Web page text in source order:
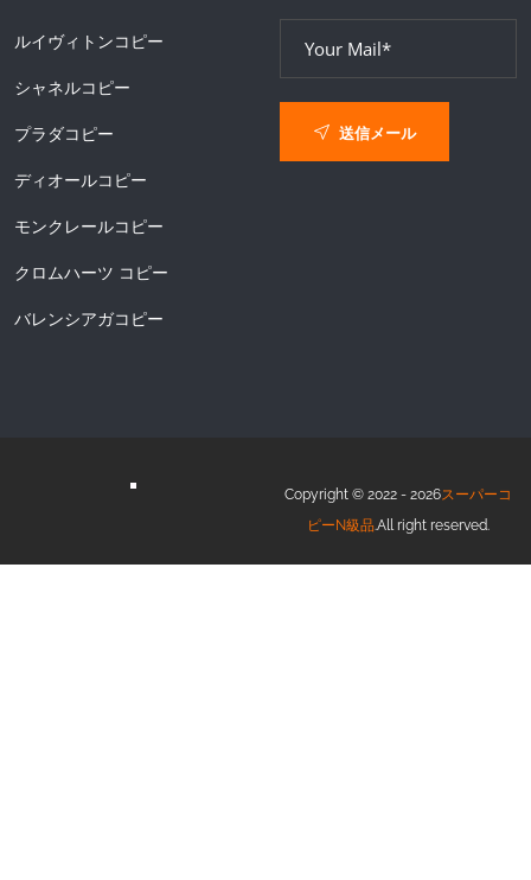
ルイヴィトンコピー
シャネルコピー
プラダコピー
ディオールコピー
モンクレールコピー
クロムハーツ コピー
バレンシアガコピー
送信メール
Copyright © 2022 - 2026スーパーコ
ピーN級品.All right reserved.